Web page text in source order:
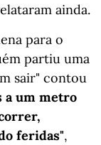
ainda.
para o
partiu uma
sair" contou
a um metro
feridas",